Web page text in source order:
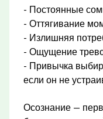
- Постоянные
- Оттягивание
- Излишняя
- Ощущение
- Привычка
если он не
Осознание —